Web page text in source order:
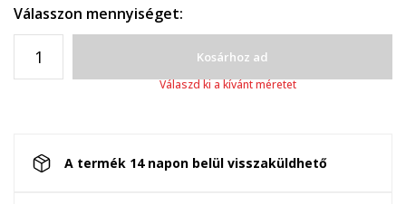
Válasszon mennyiséget:
Kosárhoz ad
Válaszd ki a kívánt méretet
A termék 14 napon belül visszaküldhető